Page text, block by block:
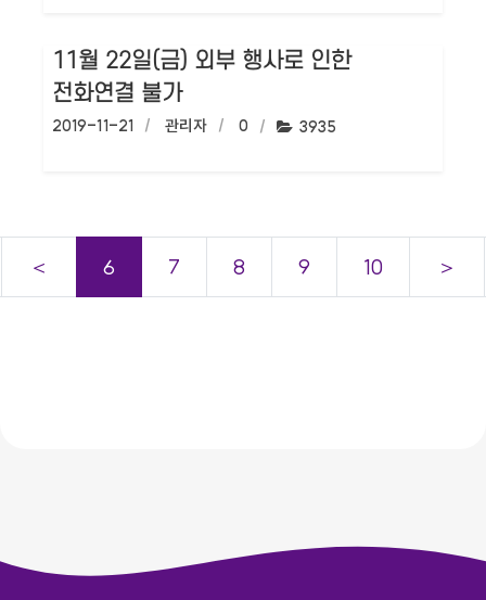
11월 22일(금) 외부 행사로 인한
전화연결 불가
작성일:
2019-11-21 작성자:
관리자 댓글수:
0 조회수:
3935
＜ 6 7 8 9 10 ＞